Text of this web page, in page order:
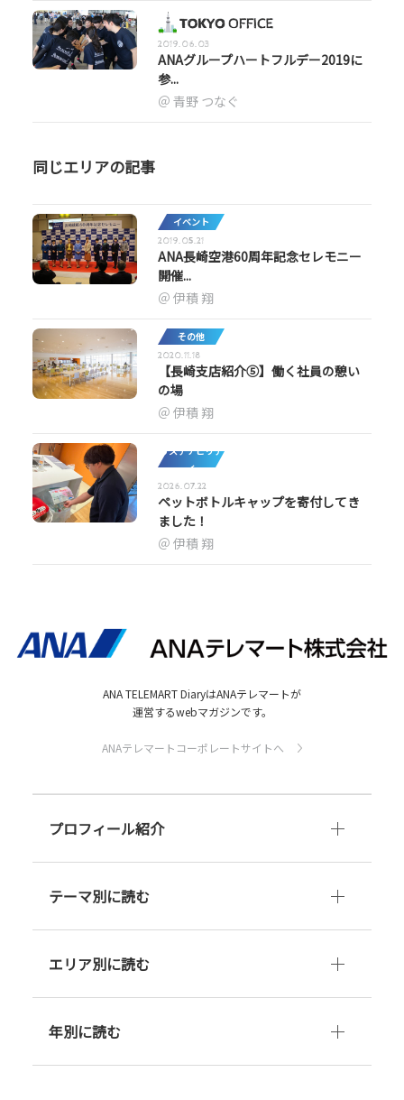
2019.06.03
ANAグループハートフルデー2019に
参...
青野 つなぐ
同じエリアの記事
イベント
2019.05.21
ANA長崎空港60周年記念セレモニー
開催...
伊積 翔
その他
2020.11.18
【長崎支店紹介⑤】働く社員の憩い
の場
伊積 翔
サステナビリテ
ィ
2026.07.22
ペットボトルキャップを寄付してき
ました！
伊積 翔
ANA TELEMART DiaryはANAテレマートが
運営するwebマガジンです。
ANAテレマートコーポレートサイトへ
プロフィール紹介
テーマ別に読む
エリア別に読む
年別に読む